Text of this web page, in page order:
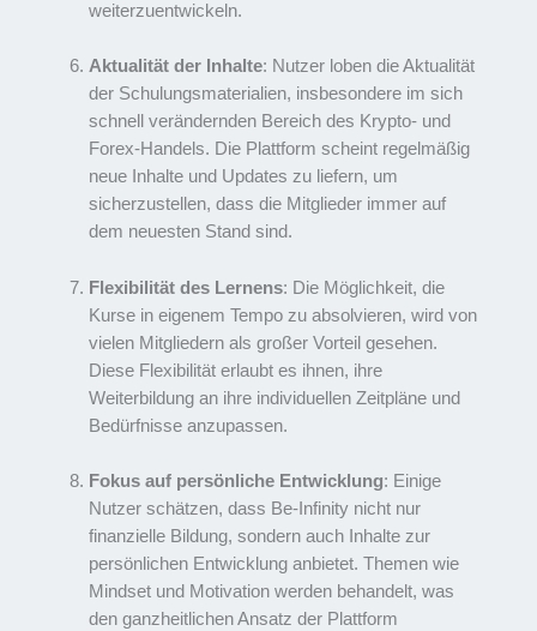
weiterzuentwickeln.
Aktualität der Inhalte: Nutzer loben die Aktualität
der Schulungsmaterialien, insbesondere im sich
schnell verändernden Bereich des Krypto- und
Forex-Handels. Die Plattform scheint regelmäßig
neue Inhalte und Updates zu liefern, um
sicherzustellen, dass die Mitglieder immer auf
dem neuesten Stand sind.
Flexibilität des Lernens: Die Möglichkeit, die
Kurse in eigenem Tempo zu absolvieren, wird von
vielen Mitgliedern als großer Vorteil gesehen.
Diese Flexibilität erlaubt es ihnen, ihre
Weiterbildung an ihre individuellen Zeitpläne und
Bedürfnisse anzupassen.
Fokus auf persönliche Entwicklung: Einige
Nutzer schätzen, dass Be-Infinity nicht nur
finanzielle Bildung, sondern auch Inhalte zur
persönlichen Entwicklung anbietet. Themen wie
Mindset und Motivation werden behandelt, was
den ganzheitlichen Ansatz der Plattform